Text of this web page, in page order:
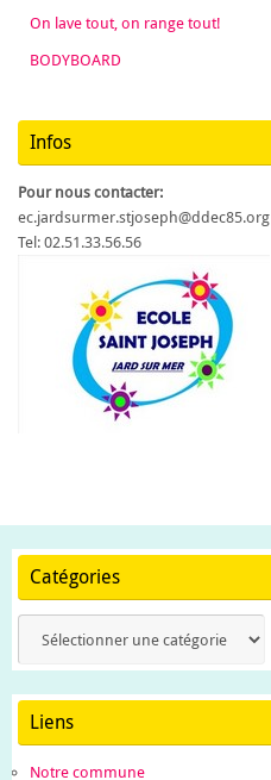
On lave tout, on range tout!
BODYBOARD
Infos
Pour nous contacter:
ec.jardsurmer.stjoseph@ddec85.org
Tel: 02.51.33.56.56
Catégories
Liens
Notre commune